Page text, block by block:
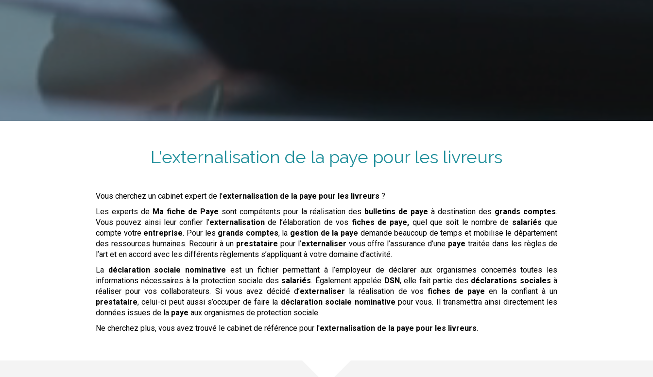
L'externalisation de la paye pour les livreurs
Vous cherchez un cabinet expert de l'externalisation de la paye pour les livreurs ?
Les experts de Ma fiche de Paye sont compétents pour la réalisation des bulletins de paye à destination des grands comptes.
Vous pouvez ainsi leur confier l’externalisationde l’élaboration de vos fiches de paye, quel que soit le nombre de salariés que
compte votre entreprise. Pour les grands comptes, la gestion de la paye demande beaucoup de temps et mobilise le département
des ressources humaines. Recourir à un prestataire pour l’externaliser vous offre l’assurance d’une paye traitée dans les règles de
l’art et en accord avec les différents règlements s’appliquant à votre domaine d’activité.
La déclaration sociale nominative est un fichier permettant à l’employeur de déclarer aux organismes concernés toutes les
informations nécessaires à la protection sociale des salariés. Également appelée DSN, elle fait partie des déclarations sociales à
réaliser pour vos collaborateurs. Si vous avez décidé d’externaliser la réalisation de vos fiches de paye en la confiant à un
prestataire, celui-ci peut aussi s’occuper de faire la déclaration sociale nominative pour vous. Il transmettra ainsi directement les
données issues de la paye aux organismes de protection sociale.
Ne cherchez plus, vous avez trouvé le cabinet de référence pour l'externalisation de la paye pour les livreurs.